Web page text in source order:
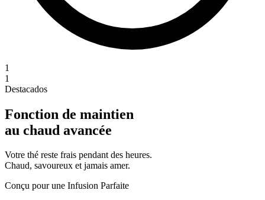
1
1
Destacados
Fonction de maintien
au chaud avancée
Votre thé reste frais pendant des heures.
Chaud, savoureux et jamais amer.
Conçu pour une Infusion Parfaite